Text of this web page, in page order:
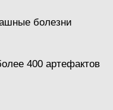
болезни
400 артефактов